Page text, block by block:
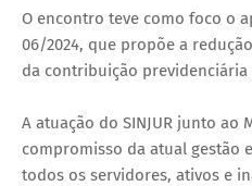
O encontro teve como foco o
06/2024, que propõe a
da contribuição
A atuação do SINJUR junto ao
compromisso da atual gestão
todos os servidores, ativos e